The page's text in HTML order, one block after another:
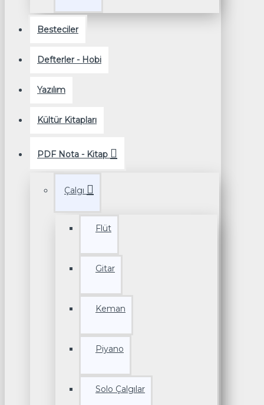
Besteciler
Defterler - Hobi
Yazılım
Kültür Kitapları
PDF Nota - Kitap
Çalgı
Flüt
Gitar
Keman
Piyano
Solo Çalgılar